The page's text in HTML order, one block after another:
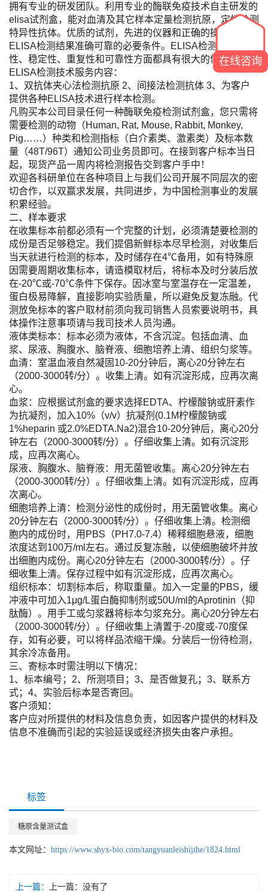
拥有专业的研发团队。利用专业的酶联免疫技术自主研发的
elisa试剂盒，能对血清及其它样本定量检测抗原，定性检测
特异性抗体。优质的试剂，先进的仪器和正确的操作是保证
ELISA检测结果准确可靠的必要条件。ELISA检测的方便
性、稳定性、重复性和可靠性方面都具有很大的优势。
ELISA检测技术服务内容：
1、双抗体夹心法检测抗原 2、间接法检测抗体 3、为客户
提供各种ELISA技术进行样本检测。
凡购买本公司目录任何一种酶联免疫检测试剂盒，您只需将
需要检测的动物（Human, Rat, Mouse, Rabbit, Monkey,
Pig……）种类和检测指标（白介素类、激素类）及标本数
量（48T/96T）通知公司业务员即可。在接到客户标本当日
起，现货产品一周内将检测报告交到客户手中！
欢迎各科研单位在各种项目上与我们公司开展不同层次的密
切合作，以双赢求发展，共同进步，为中国检测事业的发展
积累经验。
二、样本要求
在收集标本前都必须有一个完整的计划，必须清楚要检测的
成份是否足够稳定。我们提倡新鲜标本尽早检测，对收集后
当天就进行检测的标本，及时储存在4℃备用，如有特殊原
因需要周期收集标本，请造模取材后，将标本及时分装后放
在-20℃或-70℃条件下保存。因冰室与室温存在一定温差，
蛋白极易降解，直接影响实验质量，所以避免反复冻融。代
测放免标本的客户取材前须向我司销售人员索要说明书，具
体操作注意事项请与我司技术人员沟通。
液体类标本：标本必须为液体，不含沉淀。包括血清、血
浆、尿液、胸腹水、脑脊液、细胞培养上清、组织匀浆等。
血清：室温血液自然凝固10-20分钟后，离心20分钟左右
（2000-3000转/分）。收集上清。如有沉淀形成，应再次离
心。
血浆：应根据试剂盒的要求选择EDTA、柠檬酸钠或肝素作
为抗凝剂，加入10%（v/v）抗凝剂(0.1M柠檬酸钠或
1%heparin 或2.0%EDTA.Na2)混合10-20分钟后，离心20分
钟左右（2000-3000转/分）。仔细收集上清。如有沉淀形
成，应再次离心。
尿液、胸腹水、脑脊液：用无菌管收集。离心20分钟左右
（2000-3000转/分）。仔细收集上清。如有沉淀形成，应再
次离心。
细胞培养上清：检测分泌性的成份时，用无菌管收集。离心
20分钟左右（2000-3000转/分）。仔细收集上清。检测细
胞内的成份时，用PBS（PH7.0-7.4）稀释细胞悬液，细胞
浓度达到100万/ml左右。通过反复冻融，以使细胞破坏并放
出细胞内成份。离心20分钟左右（2000-3000转/分）。仔
细收集上清。保存过程中如有沉淀形成，应再次离心。
组织标本：切割标本后，称取重量。加入一定量的PBS，缓
冲液中可加入1μg/L蛋白酶抑制剂或50U/ml的Aprotinin（抑
肽酶）。用手工或匀浆器将标本匀浆充分。离心20分钟左右
（2000-3000转/分）。仔细收集上清置于-20度或-70度保
存，如有必要，可以将样品浓缩干燥。分装后一份待检测，
其余冷冻备用。
三、寄标本时需注明以下情况：
1、标本编号；2、所测项目；3、是否做复孔；3、联系方
式；4、实验后标本是否寄回。
客户须知：
客户应对所提供的材料及信息负责，如因客户提供的材料及
信息不准确而引起的实验延误或经济损失由客户承担。
标签
糖原含量测试盒
本文网址： https://www.shyx-bio.com/tangyuanleishijihe/1824.html
上一篇： 上一篇：没有了
在线咨询